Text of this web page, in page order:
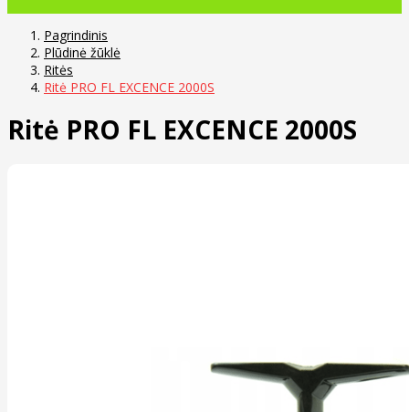
Pagrindinis
Plūdinė žūklė
Ritės
Ritė PRO FL EXCENCE 2000S
Ritė PRO FL EXCENCE 2000S